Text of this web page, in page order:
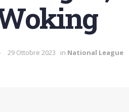
29 Ottobre 2023 in National League